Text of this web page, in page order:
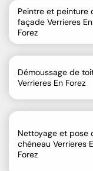
Peintre et peinture
façade Verrieres En
Forez
Démoussage de
Verrieres En Forez
Nettoyage et pose
chéneau Verrieres
Forez